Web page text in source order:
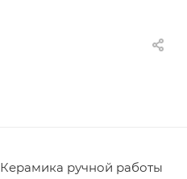
Керамика ручной работы